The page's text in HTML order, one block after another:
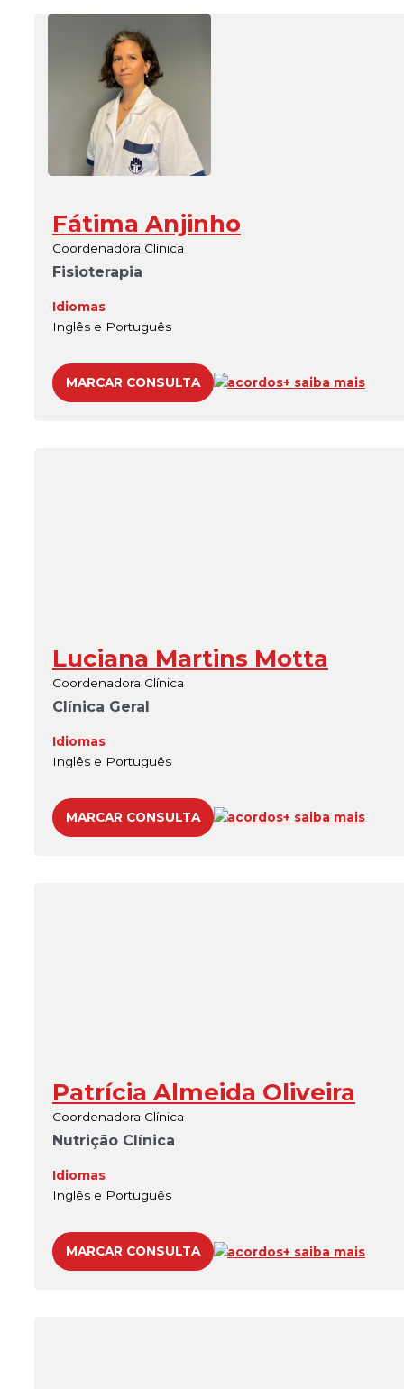
Fátima Anjinho
Coordenadora Clínica
Fisioterapia
Idiomas
Inglês e Português
MARCAR CONSULTA acordos+ saiba mais
Luciana Martins Motta
Coordenadora Clínica
Clínica Geral
Idiomas
Inglês e Português
MARCAR CONSULTA acordos+ saiba mais
Patrícia Almeida Oliveira
Coordenadora Clínica
Nutrição Clínica
Idiomas
Inglês e Português
MARCAR CONSULTA acordos+ saiba mais